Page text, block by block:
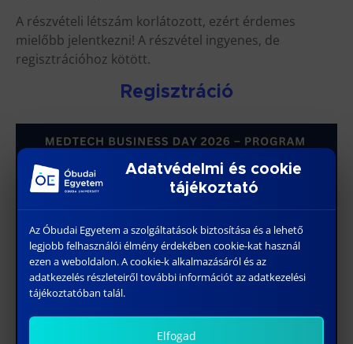
A részvételi létszám korlátozott, ezért érdemes
mielőbb jelentkezni! A részvétel ingyenes, de
regisztrációhoz kötött.
Regisztráció
Adatvédelmi és cookie
tájékoztató
Az Óbudai Egyetem a szolgáltatások biztosítása és a lehető
legjobb felhasználói élmény érdekében cookie-kat használ
ezen a weboldalon. A cookie-k alkalmazásáról és az
adatkezelés részleteiről további információt az adatkezelési
tájékoztatóban talál.
Elfogad